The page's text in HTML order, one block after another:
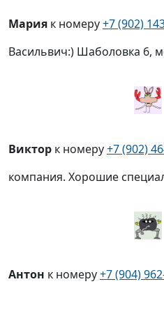
Мария к номеру+7 (902)
Васильвич:) Шаболовка 6,
Виктор к номеру+7 (902)
компания. Хорошие
Антон к номеру+7 (904)